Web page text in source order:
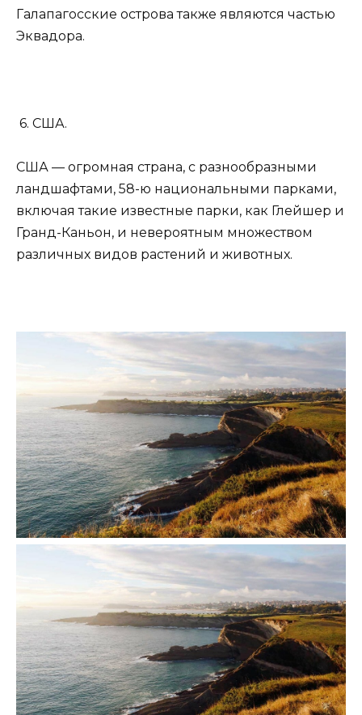
Галапагосские острова также являются частью
Эквадора.
6. США.
США — огромная страна, с разнообразными
ландшафтами, 58-ю национальными парками,
включая такие известные парки, как Глейшер и
Гранд-Каньон, и невероятным множеством
различных видов растений и животных.